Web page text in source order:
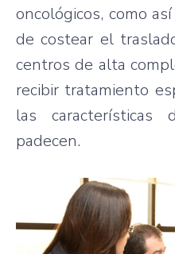
oncológicos, como
de costear el
centros de alta
recibir tratamiento
las
padecen.